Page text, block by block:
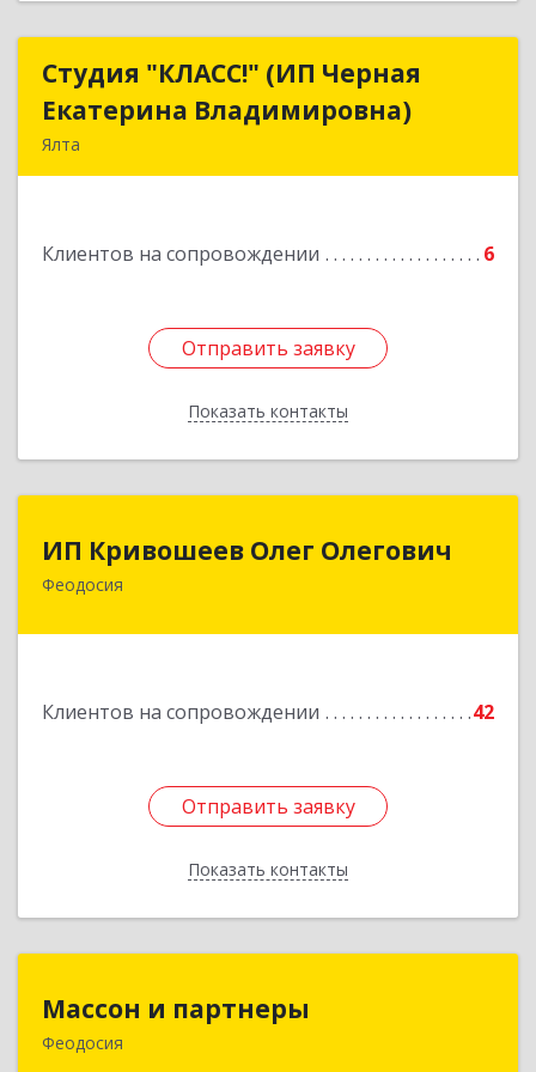
Студия "КЛАСС!" (ИП Черная
Екатерина Владимировна)
Ялта
Клиентов на сопровождении 6
Отправить заявку
Показать контакты
Студия "КЛАСС!" (ИП Черная
Екатерина Владимировна)
Отправить заявку
Назад
ИП Кривошеев Олег Олегович
Феодосия
Клиентов на сопровождении 42
Отправить заявку
Показать контакты
Отправить заявку
Назад
Массон и партнеры
Феодосия
298112, Крым Респ, Феодосия г, Крымская ул,